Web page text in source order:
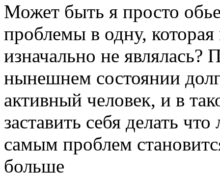
Может быть я просто
проблемы в одну,
изначально не
нынешнем состоянии
активный человек, и в
заставить себя делать
самым проблем
больше